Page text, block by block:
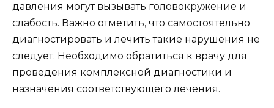
давления могут вызывать головокружение и
слабость. Важно отметить, что самостоятельно
диагностировать и лечить такие нарушения не
следует. Необходимо обратиться к врачу для
проведения комплексной диагностики и
назначения соответствующего лечения.